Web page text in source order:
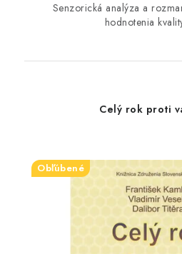
Senzorická analýza a
hodnotenia
Celý rok proti
Obľúbené